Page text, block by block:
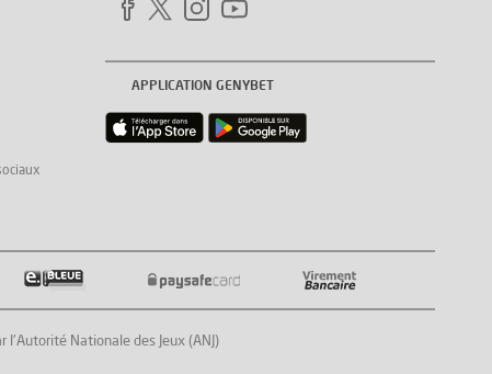
APPLICATION GENYBET
Nationale des Jeux (ANJ)